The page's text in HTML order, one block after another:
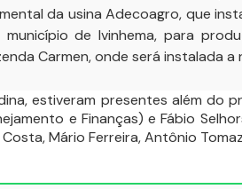
da usina Adecoagro, que
município de Ivinhema, para
Carmen, onde será instalada a
estiveram presentes além do
e Finanças) e Fábio
Mário Ferreira, Antônio